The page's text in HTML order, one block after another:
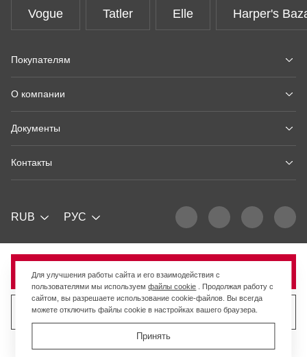
Продано
Продать похожий товар
Vogue Tatler Elle Harper's
Покупателям
О компании
Документы
Контакты
RUB РУС
Для улучшения работы сайта и его взаимодействия с
пользователями мы используемфайлы cookie . Продолжая работу с
сайтом, вы разрешаете использование cookie-файлов. Вы всегда
можете отключить файлы cookie в настройках вашего браузера.
Принять